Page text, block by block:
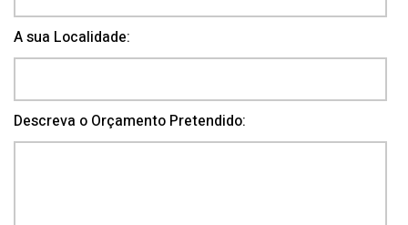
A sua Localidade:
Descreva o Orçamento Pretendido: